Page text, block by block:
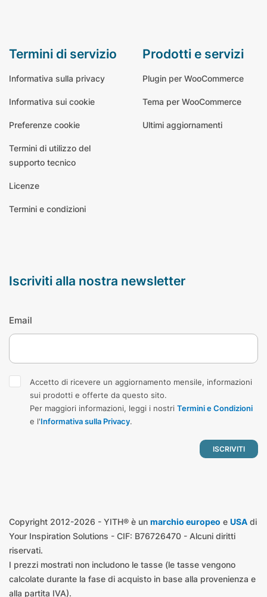
termini di servizio
Informativa sulla privacy
Informativa sui cookie
Preferenze cookie
Termini di utilizzo del
supporto tecnico
Licenze
Termini e condizioni
prodotti e servizi
Plugin per WooCommerce
Tema per WooCommerce
Ultimi aggiornamenti
iscriviti alla nostra newsletter
Email
Accetto di ricevere un aggiornamento mensile, informazioni
sui prodotti e offerte da questo sito.
Per maggiori informazioni, leggi i nostri Termini e Condizioni
e l'Informativa sulla Privacy.
Copyright 2012-2026 - YITH® è un marchio europeo e USA di
Your Inspiration Solutions - CIF: B76726470 - Alcuni diritti
riservati.
I prezzi mostrati non includono le tasse (le tasse vengono
calcolate durante la fase di acquisto in base alla provenienza e
alla partita IVA).